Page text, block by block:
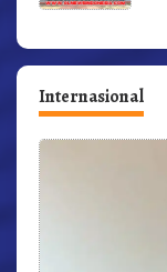
Internasional